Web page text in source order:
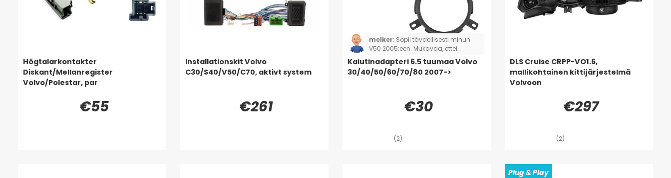
Högtalarkontakter
Diskant/Mellanregister
Volvo/Polestar, par
€55
Installationskit Volvo
C30/S40/V50/C70, aktivt system
€261
melker: Sopii täydellisesti minun
V50 2005:een. Mukavaa, ettei
tarvitse tehdä enempää työtä, vaan
vain ruuvata kiinni.
Kaiutinadapteri 6.5 tuumaa Volvo
30/40/50/60/70/80 2007->
€30
(2)
DLS Cruise CRPP-VO1.6,
mallikohtainen kittijärjestelmä
Volvoon
€297
(2)
Plug & Play